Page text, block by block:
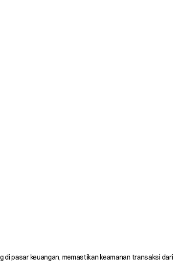
di pasar keuangan, memastikan keamanan transaksi dari